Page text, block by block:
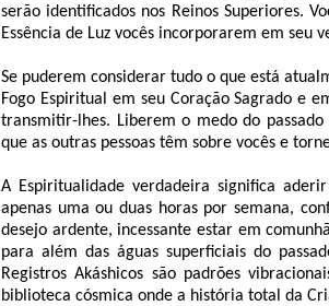
serão identificados nos Reinos Superiores.
Essência de Luz vocês incorporarem em
Se puderem considerar tudo o que está
Fogo Espiritual em seu Coração Sagrado e
transmitir-lhes. Liberem o medo do
que as outras pessoas têm sobre vocês e
A Espiritualidade verdadeira significa
apenas uma ou duas horas por semana,
desejo ardente, incessante estar em
para além das águas superficiais do
Registros Akáshicos são padrões
biblioteca cósmica onde a história total da